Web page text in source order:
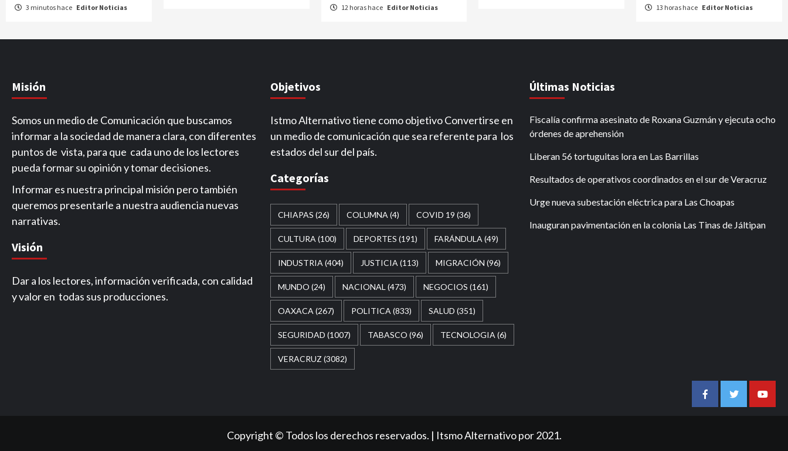
3 minutos hace Editor Noticias 12 horas hace Editor Noticias 13 horas hace Editor Noticias
Misión
Somos un medio de Comunicación que buscamos
informar a la sociedad de manera clara, con diferentes
puntos de vista, para que cada uno de los lectores
pueda formar su opinión y tomar decisiones.
Informar es nuestra principal misión pero también
queremos presentarle a nuestra audiencia nuevas
narrativas.
Visión
Dar a los lectores, información verificada, con calidad
y valor en todas sus producciones.
Objetivos
Istmo Alternativo tiene como objetivo Convertirse en
un medio de comunicación que sea referente para los
estados del sur del país.
Categorías
CHIAPAS (26) COLUMNA (4) COVID 19 (36)
CULTURA (100) DEPORTES (191) FARÁNDULA (49)
INDUSTRIA (404) JUSTICIA (113) MIGRACIÓN (96)
MUNDO (24) NACIONAL (473) NEGOCIOS (161)
OAXACA (267) POLITICA (833) SALUD (351)
SEGURIDAD (1007) TABASCO (96) TECNOLOGIA (6)
VERACRUZ (3082)
Últimas Noticias
Fiscalía confirma asesinato de Roxana Guzmán y ejecuta ocho
órdenes de aprehensión
Liberan 56 tortuguitas lora en Las Barrillas
Resultados de operativos coordinados en el sur de Veracruz
Urge nueva subestación eléctrica para Las Choapas
Inauguran pavimentación en la colonia Las Tinas de Jáltipan
FacebookTwitter
Copyright © Todos los derechos reservados. | Itsmo Alternativopor 2021.